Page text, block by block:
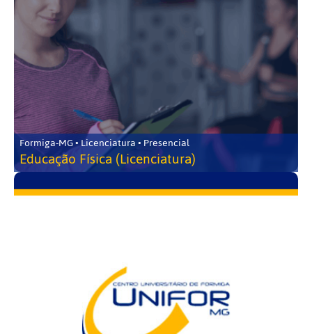
Formiga-MG • Licenciatura • Presencial
Educação Física (Licenciatura)